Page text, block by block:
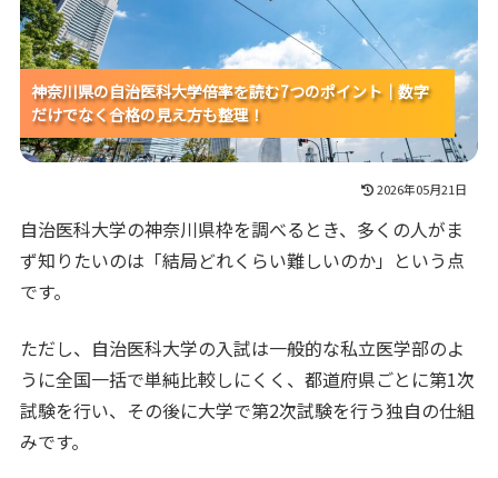
神奈川県の自治医科大学倍率を読む7つのポイント｜数字
だけでなく合格の見え方も整理！
神奈川県の自治医科大学倍率を読む7つのポイント｜数字
だけでなく合格の見え方も整理！
神奈川県の自治医科大学倍率を読む7つのポイント｜数字
だけでなく合格の見え方も整理！
2026年05月21日
自治医科大学の神奈川県枠を調べるとき、多くの人がま
ず知りたいのは「結局どれくらい難しいのか」という点
です。
ただし、自治医科大学の入試は一般的な私立医学部のよ
うに全国一括で単純比較しにくく、都道府県ごとに第1次
試験を行い、その後に大学で第2次試験を行う独自の仕組
みです。